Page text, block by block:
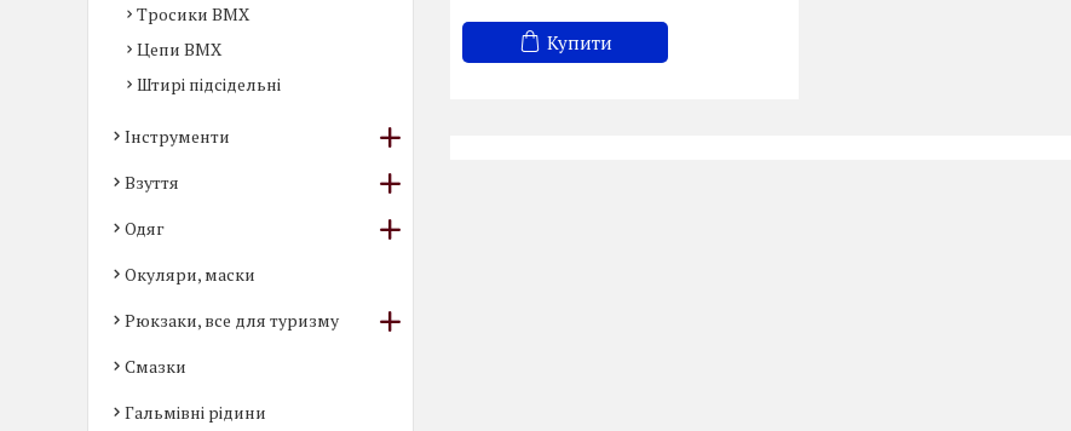
Купити
Тросики BMX
Цепи BMX
Штирі підсідельні
Інструменти
Взуття
Одяг
Окуляри, маски
Рюкзаки, все для туризму
Смазки
Гальмівні рідини